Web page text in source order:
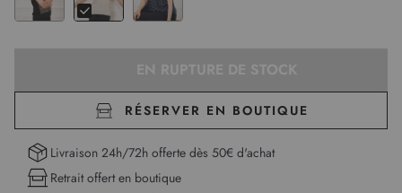
Longueur : 64 cm pour la première taille.
RÉSERVER EN BOUTIQUE
Livraison 24h/72h offerte dès 50€ d'achat
Retrait offert en boutique